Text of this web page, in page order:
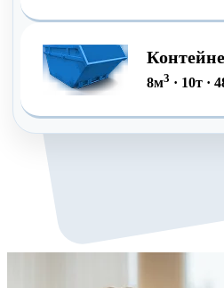
8м3 · 10т·